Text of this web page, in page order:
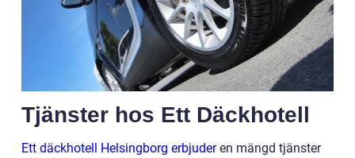
Tjänster hos Ett Däckhotell
Ett däckhotell Helsingborg erbjuderen mängd tjänster